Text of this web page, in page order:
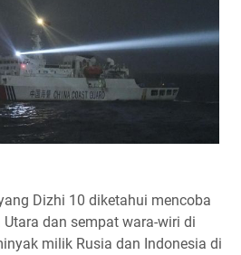
Dizhi 10 diketahui mencoba
dan sempat wara-wiri di
milik Rusia dan Indonesia di